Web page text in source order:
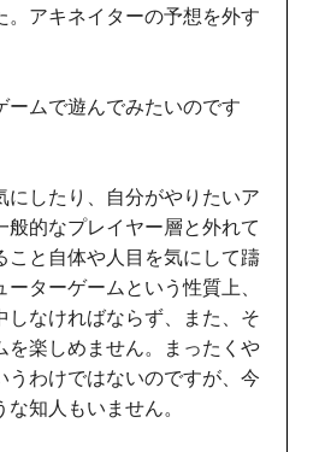
。アキネイターの予想を外す
ームで遊んでみたいのです
にしたり、自分がやりたいア
般的なプレイヤー層と外れて
こと自体や人目を気にして躊
ターゲームという性質上、
しなければならず、また、そ
を楽しめません。まったくや
うわけではないのですが、今
知人もいません。